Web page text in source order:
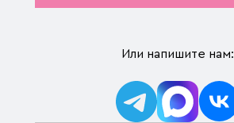
Или напишите нам: